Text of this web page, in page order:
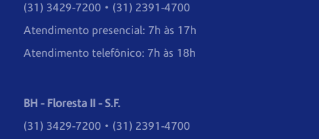
(31) 3429-7200 • (31) 2391-4700
Atendimento presencial: 7h às 17h
Atendimento telefônico: 7h às 18h
BH - Floresta II - S.F.
(31) 3429-7200 • (31) 2391-4700